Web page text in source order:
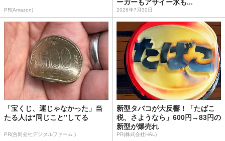
PR(Amazon)
ーガーもアサイー氷も...
2026年7月30日
「宝くじ、運じゃなかった」当
たる人は“同じこと”してる
PR(合同会社デジタルファーム )
新型タバコが大反響！「たばこ
税、さようなら」600円→83円の
新型が爆売れ
PR(株式会社HAL)